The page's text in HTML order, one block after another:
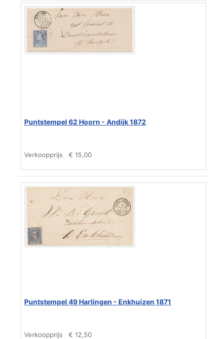
Puntstempel 62 Hoorn - Andijk 1872
Verkoopprijs € 15,00
Puntstempel 49 Harlingen - Enkhuizen 1871
Verkoopprijs € 12,50